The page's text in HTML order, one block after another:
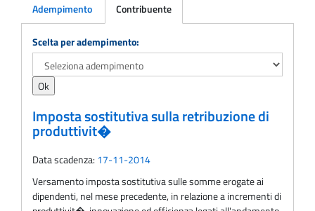
Adempimento Contribuente
Adempimento
Scelta per adempimento:
Imposta sostitutiva sulla retribuzione di
produttivit�
Data scadenza: 17-11-2014
Versamento imposta sostitutiva sulle somme erogate ai
dipendenti, nel mese precedente, in relazione a incrementi di